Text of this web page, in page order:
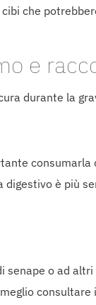
che
e
durante la
è più
senape o ad